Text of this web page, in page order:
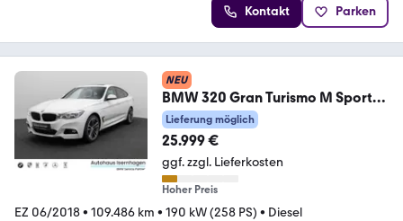
Kontakt Parken
NEU
BMW 320 Gran Turismo M Sport
Kamera Alarm HUD 19Zoll
Lieferung möglich
25.999 €
ggf. zzgl. Lieferkosten
Hoher Preis
EZ 06/2018• 109.486 km • 190 kW (258 PS) • Diesel